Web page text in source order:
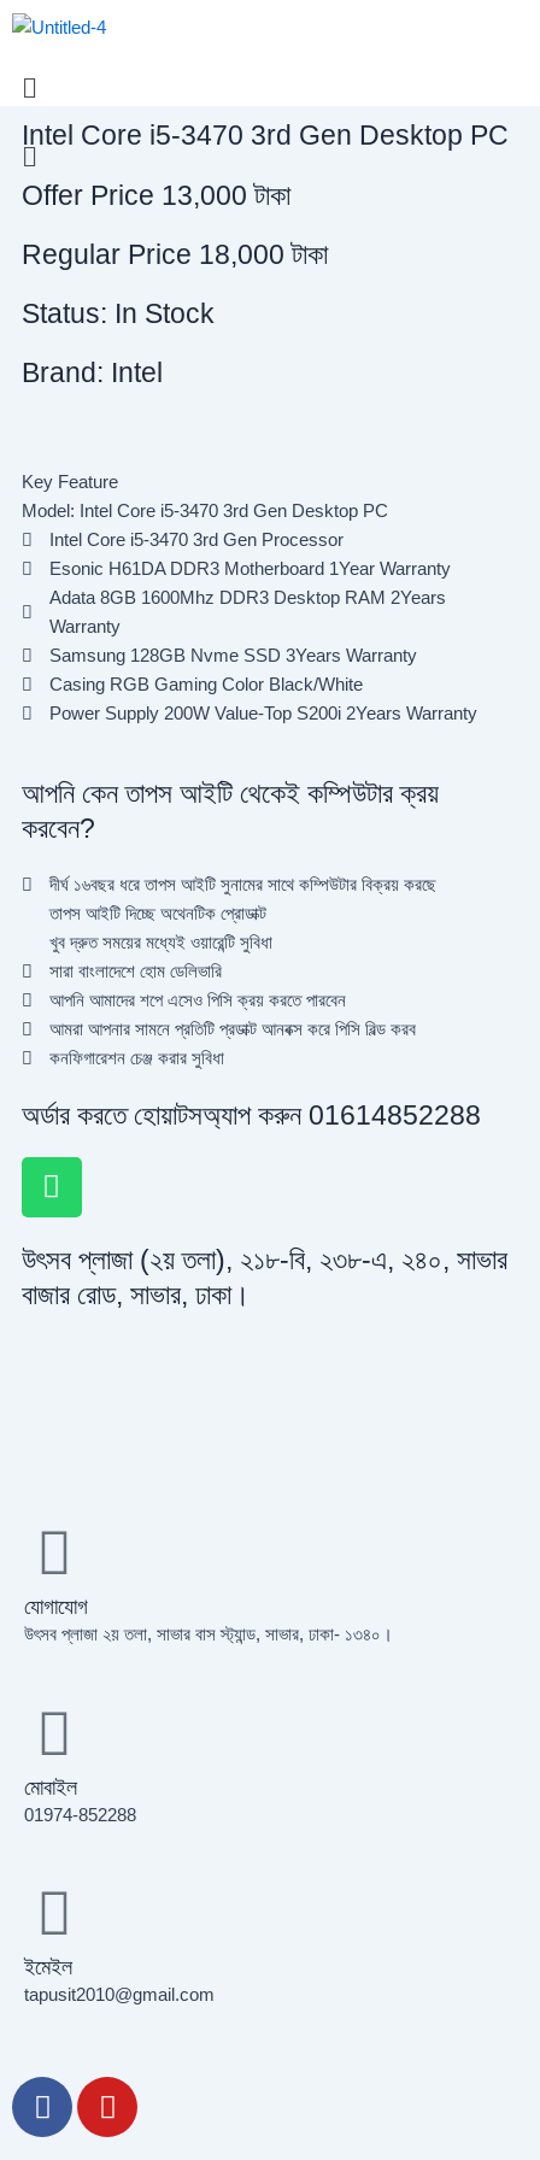
Skip
Menu
Menu
Intel Core i5-3470 3rd Gen Desktop PC
Offer Price 13,000 টাকা
Regular Price 18,000 টাকা
Status: In Stock
Brand: Intel
Key Feature
Model: Intel Core i5-3470 3rd Gen Desktop PC
Intel Core i5-3470 3rd Gen Processor
Esonic H61DA DDR3 Motherboard 1Year Warranty
Adata 8GB 1600Mhz DDR3 Desktop RAM 2Years
Warranty
Samsung 128GB Nvme SSD 3Years Warranty
Casing RGB Gaming Color Black/White
Power Supply 200W Value-Top S200i 2Years Warranty
আপনি কেন তাপস আইটি থেকেই কম্পিউটার ক্রয়
করবেন?
দীর্ঘ ১৬বছর ধরে তাপস আইটি সুনামের সাথে কম্পিউটার বিক্রয় করছে
তাপস আইটি দিচ্ছে অথেনটিক প্রোডাক্ট
খুব দ্রুত সময়ের মধ্যেই ওয়ারেন্টি সুবিধা
সারা বাংলাদেশে হোম ডেলিভারি
আপনি আমাদের শপে এসেও পিসি ক্রয় করতে পারবেন
আমরা আপনার সামনে প্রতিটি প্রডাক্ট আনবক্স করে পিসি বিল্ড করব
কনফিগারেশন চেঞ্জ করার সুবিধা
অর্ডার করতে হোয়াটসঅ্যাপ করুন 01614852288
W
h
t
s
উৎসব প্লাজা (২য় তলা), ২১৮-বি, ২৩৮-এ, ২৪০, সাভার
বাজার রোড, সাভার, ঢাকা।
যোগাযোগ
উৎসব প্লাজা ২য় তলা, সাভার বাস স্ট্যান্ড, সাভার, ঢাকা- ১৩৪০।
মোবাইল
01974-852288
ইমেইল
tapusit2010@gmail.com
F
a
Y
o